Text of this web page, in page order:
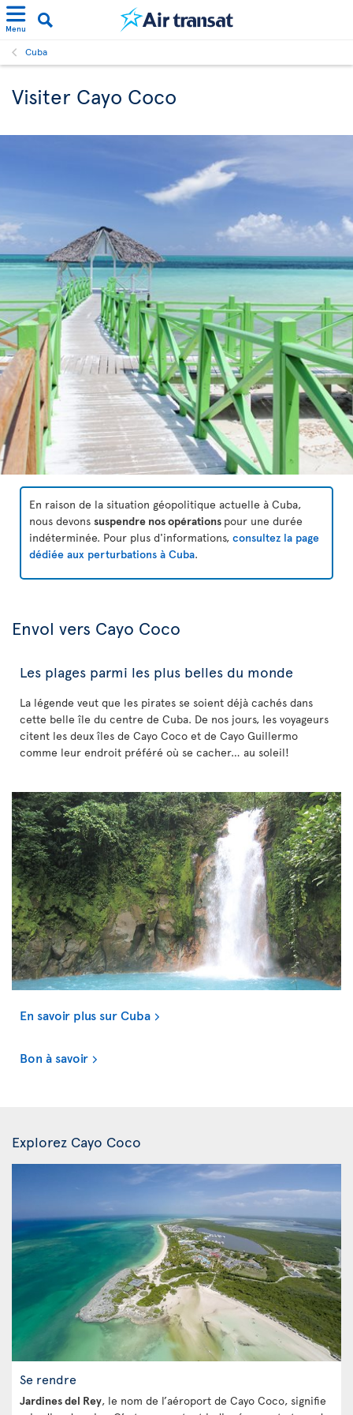
Menu
Cuba
Visiter Cayo Coco
En raison de la situation géopolitique actuelle à Cuba,
nous devons suspendre nos opérations pour une durée
indéterminée. Pour plus d'informations, consultez la page
dédiée aux perturbations à Cuba.
Envol vers Cayo Coco
Les plages parmi les plus belles du monde
La légende veut que les pirates se soient déjà cachés dans
cette belle île du centre de Cuba. De nos jours, les voyageurs
citent les deux îles de Cayo Coco et de Cayo Guillermo
comme leur endroit préféré où se cacher… au soleil!
En savoir plus sur Cuba
Bon à savoir
Explorez Cayo Coco
Se rendre
Jardines del Rey, le nom de l’aéroport de Cayo Coco, signifie